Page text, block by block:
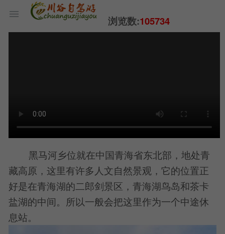
浏览数:105734
黑马河乡位就在中国青海省东北部，地处青
藏高原，这里有许多人文自然景观，它的位置正
好是在青海湖的二郎剑景区，青海湖鸟岛和茶卡
盐湖的中间。所以一般会把这里作为一个中途休
息站。